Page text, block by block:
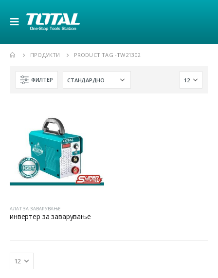
ПРОДУКТИ PRODUCT TAG -TW21302
ФИЛТЕР
АЛАТ ЗА ЗАВАРУВАЊЕ
инвертер за заварување